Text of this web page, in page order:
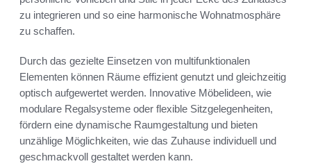
zu integrieren und so eine harmonische Wohnatmosphäre
zu schaffen.
Durch das gezielte Einsetzen von multifunktionalen
Elementen können Räume effizient genutzt und gleichzeitig
optisch aufgewertet werden. Innovative Möbelideen, wie
modulare Regalsysteme oder flexible Sitzgelegenheiten,
fördern eine dynamische Raumgestaltung und bieten
unzählige Möglichkeiten, wie das Zuhause individuell und
geschmackvoll gestaltet werden kann.